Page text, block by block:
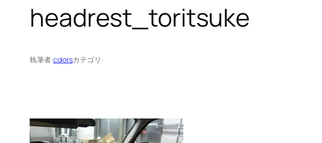
headrest_toritsuke
執筆者:colorsカテゴリ: